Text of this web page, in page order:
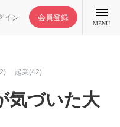
イン 会員登録
MENU
起業(42)
気づいた大